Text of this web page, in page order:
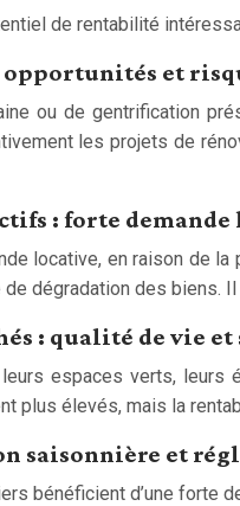
de rentabilité
et
ou de gentrification
les projets de
: forte demande
locative, en raison de
dégradation des
: qualité de vie
espaces verts,
plus élevés, mais la
saisonnière et
bénéficient d’une forte